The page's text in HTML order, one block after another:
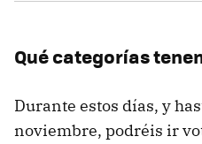
Qué categorías
Durante estos días, y
noviembre, podréis ir